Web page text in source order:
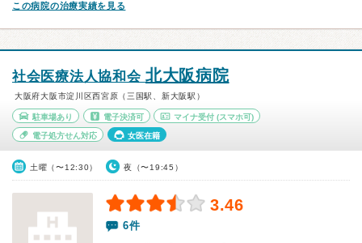
この病院の治療実績を見る
社会医療法人協和会 北大阪病院
大阪府大阪市淀川区西宮原（三国駅、新大阪駅）
駐車場あり 電子決済可 マイナ受付 (スマホ可)
電子処方せん対応 女医在籍
土曜（〜12:30） 夜（〜19:45）
3.46
6件